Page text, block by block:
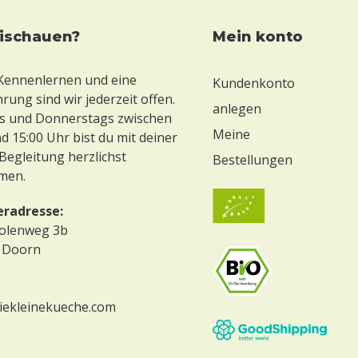
und eine
sind wir jederzeit offen.
und Donnerstags zwischen
15:00 Uhr bist du mit deiner
herzlichst
3b
Doorn
mein konto
Kundenkonto
anlegen
Meine
Bestellungen